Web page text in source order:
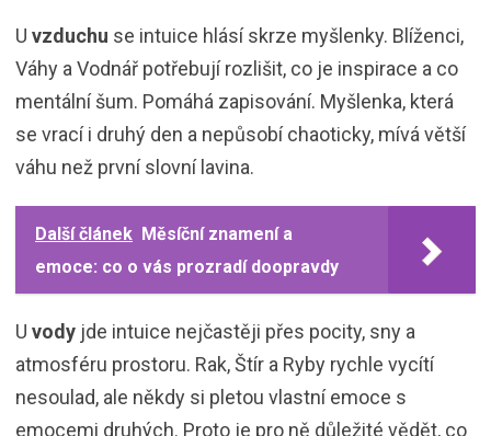
U vzduchu se intuice hlásí skrze myšlenky. Blíženci,
Váhy a Vodnář potřebují rozlišit, co je inspirace a co
mentální šum. Pomáhá zapisování. Myšlenka, která
se vrací i druhý den a nepůsobí chaoticky, mívá větší
váhu než první slovní lavina.
Další článek Měsíční znamení a
emoce: co o vás prozradí doopravdy
U vody jde intuice nejčastěji přes pocity, sny a
atmosféru prostoru. Rak, Štír a Ryby rychle vycítí
nesoulad, ale někdy si pletou vlastní emoce s
emocemi druhých. Proto je pro ně důležité vědět, co